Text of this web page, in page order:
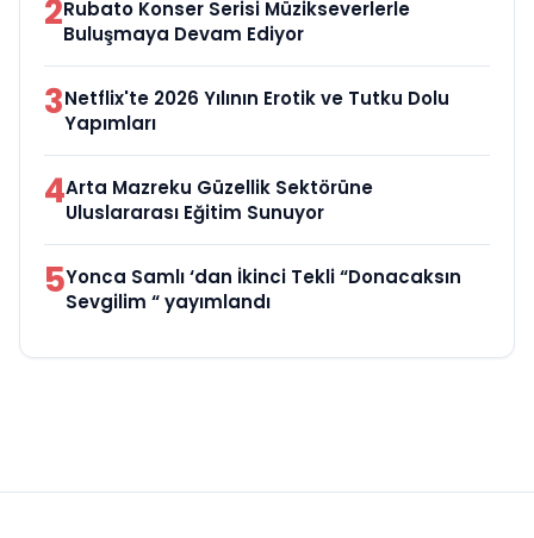
2Rubato Konser Serisi Müzikseverlerle
Buluşmaya Devam Ediyor
3Netflix'te 2026 Yılının Erotik ve Tutku Dolu
Yapımları
4Arta Mazreku Güzellik Sektörüne
Uluslararası Eğitim Sunuyor
5Yonca Samlı ‘dan İkinci Tekli “Donacaksın
Sevgilim “ yayımlandı